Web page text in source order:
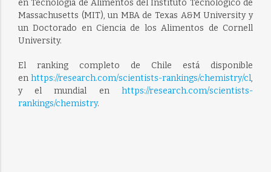
en Tecnología de Alimentos del Instituto Tecnológico de
Massachusetts (MIT), un MBA de Texas A&M University y
un Doctorado en Ciencia de los Alimentos de Cornell
University.
El ranking completo de Chile está disponible
enhttps://research.com/scientists-rankings/chemistry/cl,
y el mundial enhttps://research.com/scientists-
rankings/chemistry.